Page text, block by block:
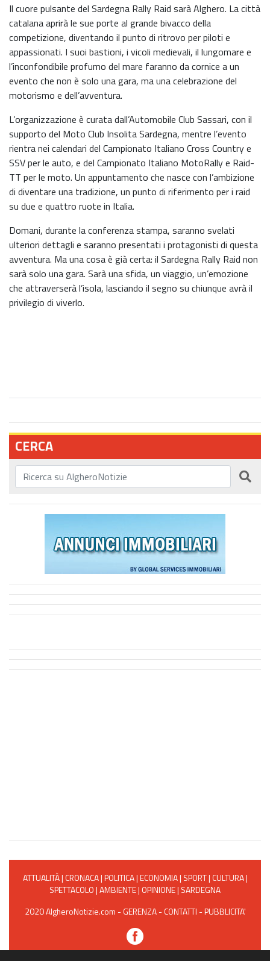
Il cuore pulsante del Sardegna Rally Raid sarà Alghero. La città
catalana aprirà le sue porte al grande bivacco della
competizione, diventando il punto di ritrovo per piloti e
appassionati. I suoi bastioni, i vicoli medievali, il lungomare e
l’inconfondibile profumo del mare faranno da cornice a un
evento che non è solo una gara, ma una celebrazione del
motorismo e dell’avventura.
L’organizzazione è curata dall’Automobile Club Sassari, con il
supporto del Moto Club Insolita Sardegna, mentre l’evento
rientra nei calendari del Campionato Italiano Cross Country e
SSV per le auto, e del Campionato Italiano MotoRally e Raid-
TT per le moto. Un appuntamento che nasce con l’ambizione
di diventare una tradizione, un punto di riferimento per i raid
su due e quattro ruote in Italia.
Domani, durante la conferenza stampa, saranno svelati
ulteriori dettagli e saranno presentati i protagonisti di questa
avventura. Ma una cosa è già certa: il Sardegna Rally Raid non
sarà solo una gara. Sarà una sfida, un viaggio, un’emozione
che attraverserà l’isola, lasciando il segno su chiunque avrà il
privilegio di viverlo.
CERCA
ATTUALITÀ| CRONACA|POLITICA|ECONOMIA| SPORT| CULTURA|
SPETTACOLO|AMBIENTE| OPINIONE| SARDEGNA
2020 AlgheroNotizie.com - GERENZA- CONTATTI -PUBBLICITA'